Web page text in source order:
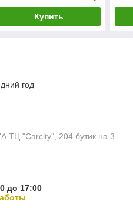
Купить
год
ТЦ "Carcity", 204 бутик на 3
до 17:00